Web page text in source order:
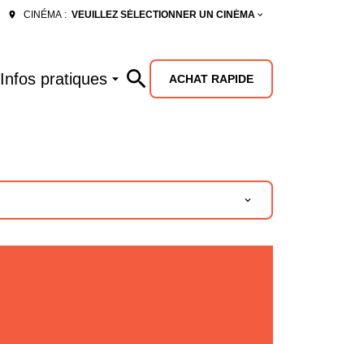
CINÉMA : VEUILLEZ SÉLECTIONNER UN CINÉMA
Infos pratiques ACHAT RAPIDE